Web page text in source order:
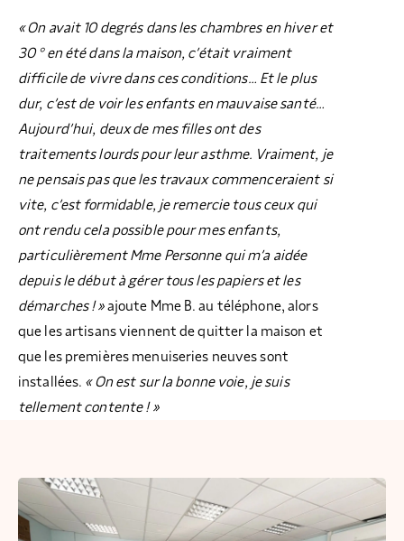
« On avait 10 degrés dans les chambres en hiver et
30 ° en été dans la maison, c’était vraiment
difficile de vivre dans ces conditions… Et le plus
dur, c’est de voir les enfants en mauvaise santé…
Aujourd’hui, deux de mes filles ont des
traitements lourds pour leur asthme. Vraiment, je
ne pensais pas que les travaux commenceraient si
vite, c’est formidable, je remercie tous ceux qui
ont rendu cela possible pour mes enfants,
particulièrement Mme Personne qui m’a aidée
depuis le début à gérer tous les papiers et les
démarches ! »ajoute Mme B. au téléphone, alors
que les artisans viennent de quitter la maison et
que les premières menuiseries neuves sont
installées. « On est sur la bonne voie, je suis
tellement contente ! »